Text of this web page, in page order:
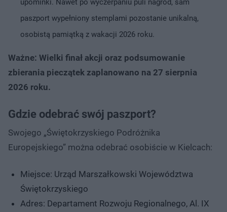
upominki. Nawet po wyczerpaniu puli nagród, sam
paszport wypełniony stemplami pozostanie unikalną,
osobistą pamiątką z wakacji 2026 roku.
Ważne: Wielki finał akcji oraz podsumowanie
zbierania pieczątek zaplanowano na 27 sierpnia
2026 roku.
Gdzie odebrać swój paszport?
Swojego „Świętokrzyskiego Podróżnika
Europejskiego” można odebrać osobiście w Kielcach:
Miejsce: Urząd Marszałkowski Województwa
Świętokrzyskiego
Adres: Departament Rozwoju Regionalnego, Al. IX